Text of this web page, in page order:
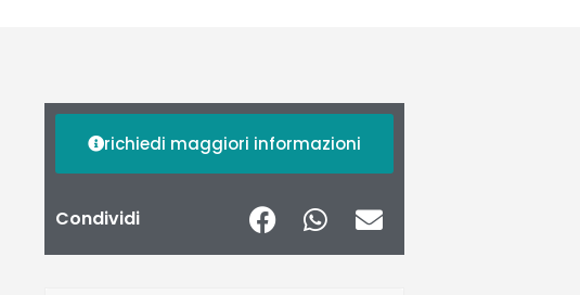
richiedi maggiori informazioni
Condividi